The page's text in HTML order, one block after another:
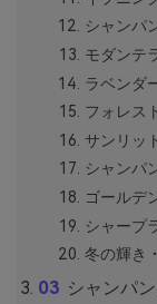
シャンパ
モダンテ
ラベンダ
フォレス
サンリッ
シャンパ
ゴールデ
シャープ
冬の輝き
シャンパ